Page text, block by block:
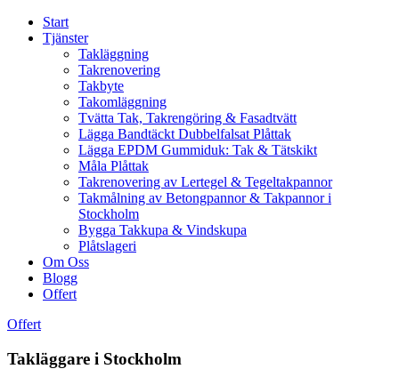
Start
Tjänster
Takläggning
Takrenovering
Takbyte
Takomläggning
Tvätta Tak, Takrengöring & Fasadtvätt
Lägga Bandtäckt Dubbelfalsat Plåttak
Lägga EPDM Gummiduk: Tak & Tätskikt
Måla Plåttak
Takrenovering av Lertegel & Tegeltakpannor
Takmålning av Betongpannor & Takpannor i
Stockholm
Bygga Takkupa & Vindskupa
Plåtslageri
Om Oss
Blogg
Offert
Offert
Takläggare i Stockholm